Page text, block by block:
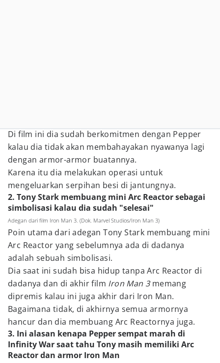
Di film ini dia sudah berkomitmen dengan Pepper
kalau dia tidak akan membahayakan nyawanya lagi
dengan armor-armor buatannya.
Karena itu dia melakukan operasi untuk
mengeluarkan serpihan besi di jantungnya.
2. Tony Stark membuang mini Arc Reactor sebagai
simbolisasi kalau dia sudah "selesai"
Adegan dari film Iron Man 3. (Dok. Marvel Studios/Iron Man 3)
Poin utama dari adegan Tony Stark membuang mini
Arc Reactor yang sebelumnya ada di dadanya
adalah sebuah simbolisasi.
Dia saat ini sudah bisa hidup tanpa Arc Reactor di
dadanya dan di akhir film Iron Man 3 memang
dipremis kalau ini juga akhir dari Iron Man.
Bagaimana tidak, di akhirnya semua armornya
hancur dan dia membuang Arc Reactornya juga.
3. Ini alasan kenapa Pepper sempat marah di
Infinity War saat tahu Tony masih memiliki Arc
Reactor dan armor Iron Man